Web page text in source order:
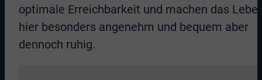
optimale Erreichbarkeit und machen das
hier besonders angenehm und bequem aber
dennoch ruhig.